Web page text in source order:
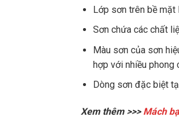
Lớp sơn trên bề
Sơn chứa các chất
Màu sơn của sơn
hợp với nhiều phong
Dòng sơn đặc biệt
Xem thêm >>> Mách